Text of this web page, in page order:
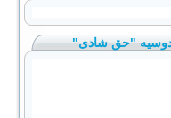
"حق شادی"